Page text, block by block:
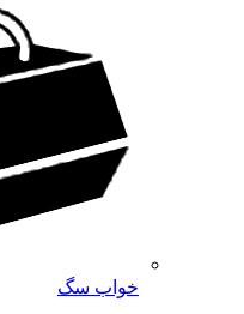
خواب سگ